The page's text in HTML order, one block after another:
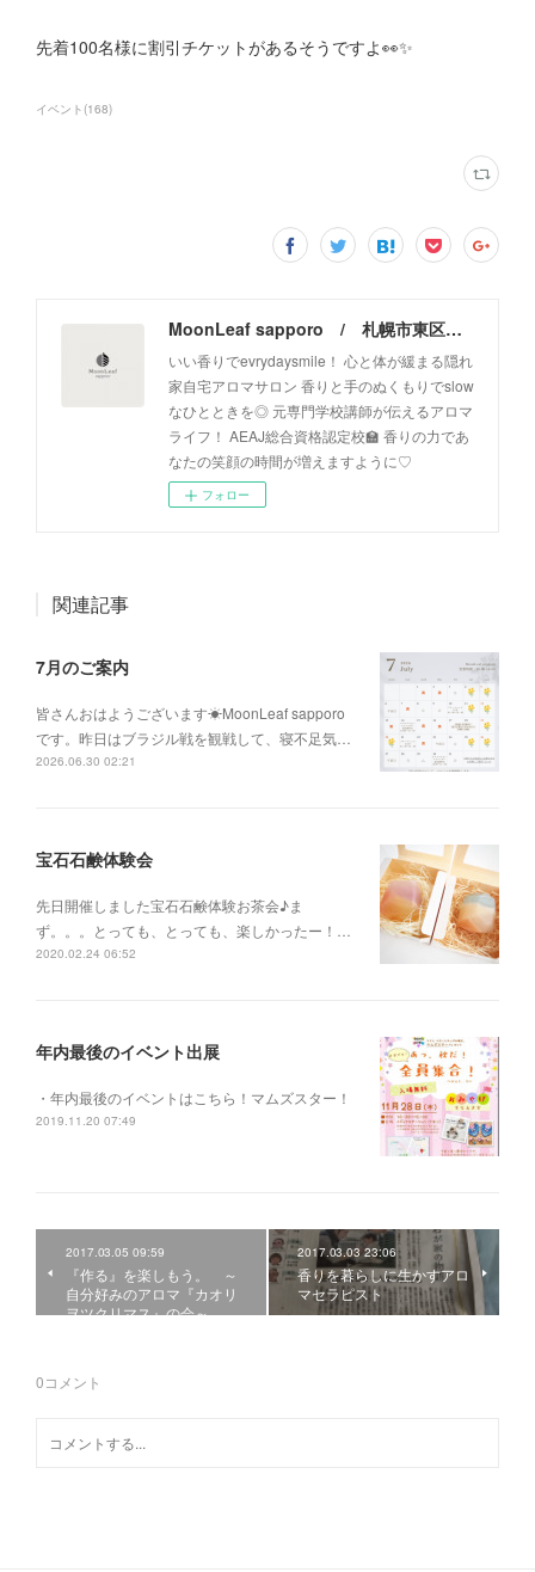
先着100名様に割引チケットがあるそうですよ👀✨
イベント (168)
MoonLeaf sapporo / 札幌市東区の100種類以上の香りが楽しめるアロマスクール＆トリートメントサロン
いい香りでevrydaysmile！ 心と体が緩まる隠れ
家自宅アロマサロン 香りと手のぬくもりでslow
なひとときを◎ 元専門学校講師が伝えるアロマ
ライフ！ AEAJ総合資格認定校🏫 香りの力であ
なたの笑顔の時間が増えますように♡
フォロー
関連記事
7月のご案内
皆さんおはようございます☀MoonLeaf sapporo
です。昨日はブラジル戦を観戦して、寝不足気…
2026.06.30 02:21
宝石石鹸体験会
先日開催しました宝石石鹸体験お茶会♪ま
ず。。。とっても、とっても、楽しかったー！…
2020.02.24 06:52
年内最後のイベント出展
・年内最後のイベントはこちら！マムズスター！
2019.11.20 07:49
2017.03.05 09:59
『作る』を楽しもう。 ～
自分好みのアロマ『カオリ
ヲツクリマス』の会～
2017.03.03 23:06
香りを暮らしに生かすアロ
マセラピスト
0コメント